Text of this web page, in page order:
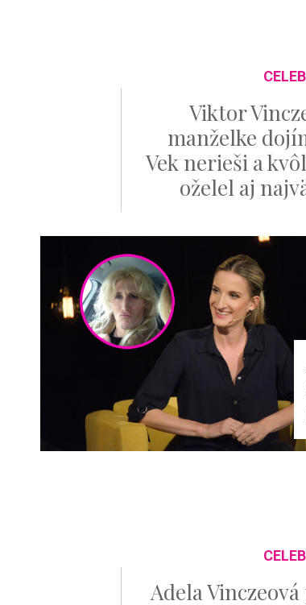
Viktor
manželke
Vek nerieši a
oželel aj
Adela